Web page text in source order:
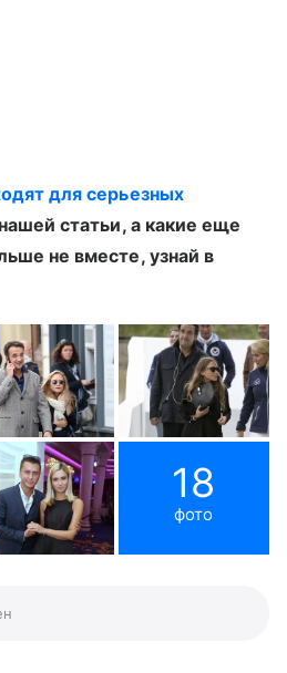
для серьезных
статьи, а какие еще
не вместе, узнай в
18
фото